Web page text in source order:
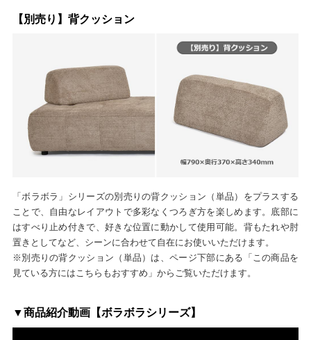
【別売り】背クッション
「ボラボラ」シリーズの別売りの背クッション（単品）をプラスする
ことで、自由なレイアウトで多彩なくつろぎ方を楽しめます。底部に
はすべり止め付きで、好きな位置に動かして使用可能。背もたれや肘
置きとしてなど、シーンに合わせて自在にお使いいただけます。
※別売りの背クッション（単品）は、ページ下部にある「この商品を
見ている方にはこちらもおすすめ」からご覧いただけます。
▼商品紹介動画【ボラボラシリーズ】